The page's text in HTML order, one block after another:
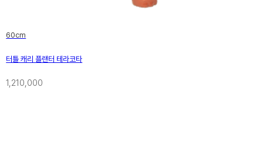
60cm
터틀 캐리 플랜터 테라코타
1,210,000